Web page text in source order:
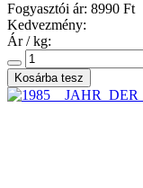
Fogyasztói ár: 8990 Ft
Kedvezmény:
Ár / kg: